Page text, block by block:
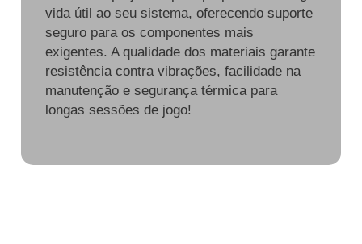
vida útil ao seu sistema, oferecendo suporte
seguro para os componentes mais
exigentes. A qualidade dos materiais garante
resistência contra vibrações, facilidade na
manutenção e segurança térmica para
longas sessões de jogo!